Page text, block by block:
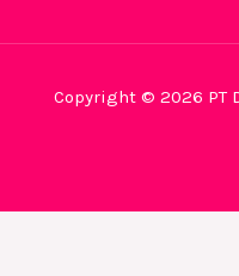
Copyright © 2026 PT